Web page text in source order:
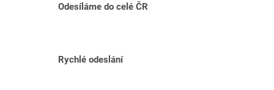
Odesíláme do celé ČR
Rychlé odeslání